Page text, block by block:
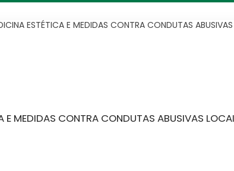
ESTÉTICA E MEDIDAS CONTRA CONDUTAS
E MEDIDAS CONTRA CONDUTAS ABUSIVAS